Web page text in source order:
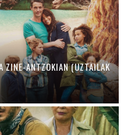
ZINE-ANTZOKIAN (UZTAILAK